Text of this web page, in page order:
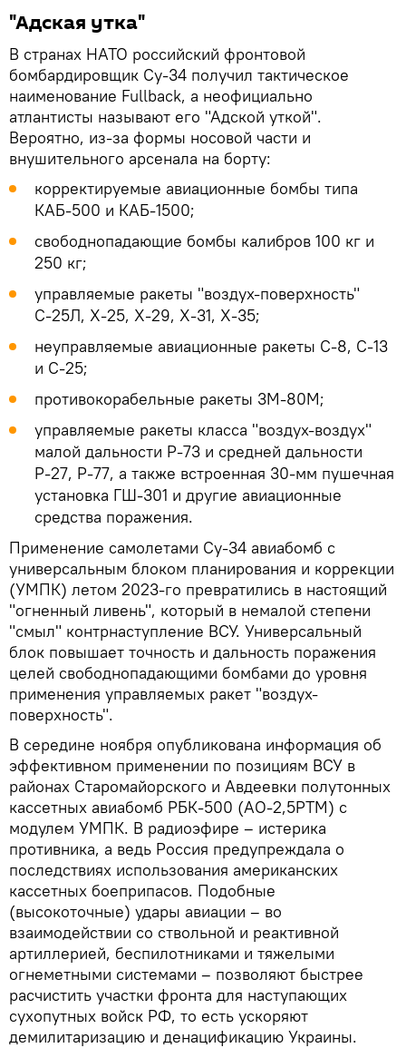
"Адская утка"
В странах НАТО российский фронтовой
бомбардировщик Су-34 получил тактическое
наименование Fullback, а неофициально
атлантисты называют его "Адской уткой".
Вероятно, из-за формы носовой части и
внушительного арсенала на борту:
корректируемые авиационные бомбы типа
КАБ-500 и КАБ-1500;
свободнопадающие бомбы калибров 100 кг и
250 кг;
управляемые ракеты "воздух-поверхность"
С-25Л, Х-25, Х-29, Х-31, Х-35;
неуправляемые авиационные ракеты С-8, С-13
и С-25;
противокорабельные ракеты 3М-80М;
управляемые ракеты класса "воздух-воздух"
малой дальности Р-73 и средней дальности
Р-27, Р-77, а также встроенная 30-мм пушечная
установка ГШ-301 и другие авиационные
средства поражения.
Применение самолетами Су-34 авиабомб с
универсальным блоком планирования и коррекции
(УМПК) летом 2023-го превратились в настоящий
"огненный ливень", который в немалой степени
"смыл" контрнаступление ВСУ. Универсальный
блок повышает точность и дальность поражения
целей свободнопадающими бомбами до уровня
применения управляемых ракет "воздух-
поверхность".
В середине ноября опубликована информация об
эффективном применении по позициям ВСУ в
районах Старомайорского и Авдеевки полутонных
кассетных авиабомб РБК-500 (АО-2,5РТМ) с
модулем УМПК. В радиоэфире – истерика
противника, а ведь Россия предупреждала о
последствиях использования американских
кассетных боеприпасов. Подобные
(высокоточные) удары авиации – во
взаимодействии со ствольной и реактивной
артиллерией, беспилотниками и тяжелыми
огнеметными системами – позволяют быстрее
расчистить участки фронта для наступающих
сухопутных войск РФ, то есть ускоряют
демилитаризацию и денацификацию Украины.